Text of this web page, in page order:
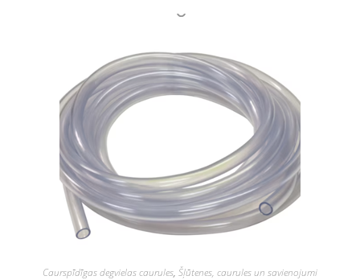
Caurspīdīgas degvielas caurules, Šļūtenes, caurules un savienojumi